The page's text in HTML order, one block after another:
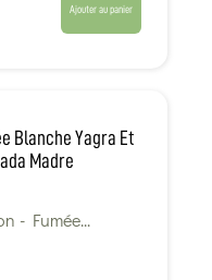
Ajouter au panier
Blanche Yagra Et
Madre